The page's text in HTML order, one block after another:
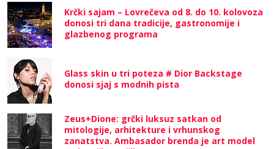
Krčki sajam – Lovrečeva od 8. do 10. kolovoza
donosi tri dana tradicije, gastronomije i
glazbenog programa
Glass skin u tri poteza # Dior Backstage
donosi sjaj s modnih pista
Zeus+Dione: grčki luksuz satkan od
mitologije, arhitekture i vrhunskog
zanatstva. Ambasador brenda je art model